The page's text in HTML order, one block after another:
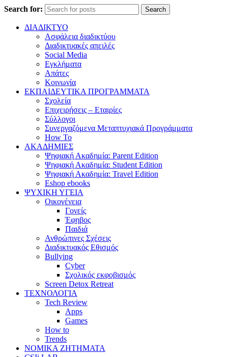
Search for: Search
ΔΙΑΔΙΚΤΥΟ
Ασφάλεια διαδικτύου
Διαδικτυακές απειλές
Social Media
Εγκλήματα
Απάτες
Κοινωνία
ΕΚΠΑΙΔΕΥΤΙΚΑ ΠΡΟΓΡΑΜΜΑΤΑ
Σχολεία
Επιχειρήσεις – Εταιρίες
Σύλλογοι
Συνεργαζόμενα Μεταπτυχιακά Προγράμματα
How To
ΑΚΑΔΗΜΙΕΣ
Ψηφιακή Ακαδημία: Parent Edition
Ψηφιακή Ακαδημία: Student Edition
Ψηφιακή Ακαδημία: Travel Edition
Eshop ebooks
ΨΥΧΙΚΗ ΥΓΕΙΑ
Οικογένεια
Γονείς
Έφηβος
Παιδιά
Ανθρώπινες Σχέσεις
Διαδικτυακός Εθισμός
Bullying
Cyber
Σχολικός εκφοβισμός
Screen Detox Retreat
ΤΕΧΝΟΛΟΓΙΑ
Tech Review
Apps
Games
How to
Trends
ΝΟΜΙΚΑ ΖΗΤΗΜΑΤΑ